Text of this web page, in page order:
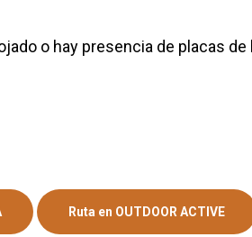
o hay presencia de placas de
Ruta en OUTDOOR ACTIVE